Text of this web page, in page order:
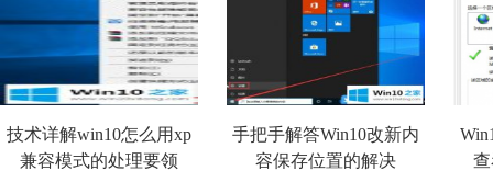
技术详解win10怎么用xp
兼容模式的处理要领
手把手解答Win10改新内
容保存位置的解决